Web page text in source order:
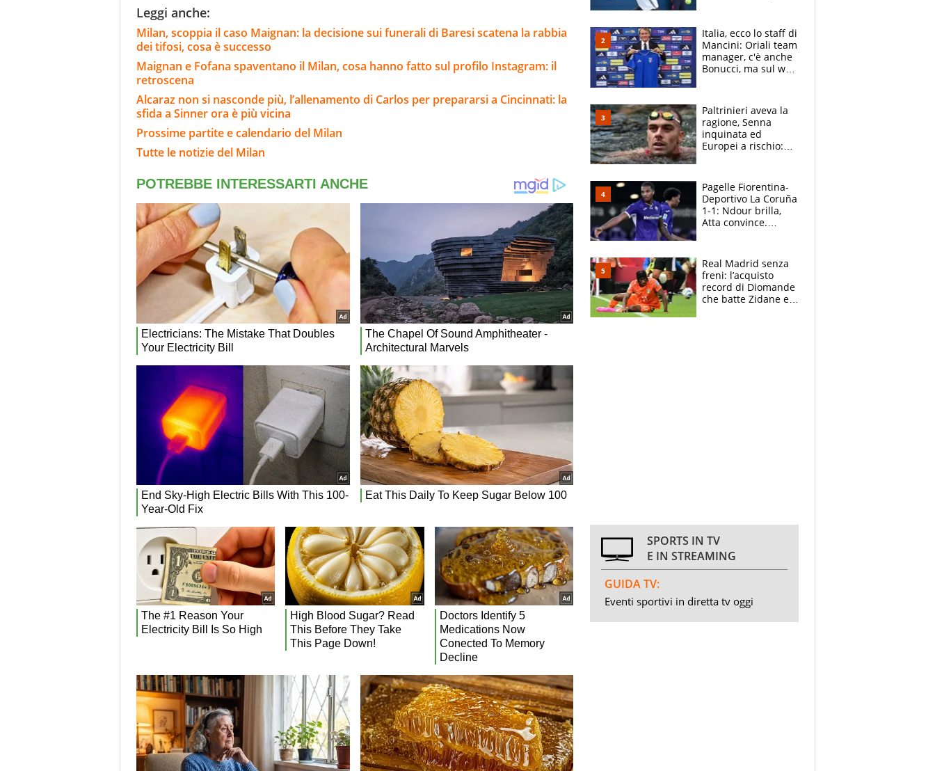
Leggi anche:
Milan, scoppia il caso Maignan: la decisione sui funerali di Baresi scatena la rabbia
dei tifosi, cosa è successo
Maignan e Fofana spaventano il Milan, cosa hanno fatto sul profilo Instagram: il
retroscena
Alcaraz non si nasconde più, l’allenamento di Carlos per prepararsi a Cincinnati: la
sfida a Sinner ora è più vicina
Prossime partite e calendario del Milan
Tutte le notizie del Milan
felice del mio livello"
Italia, ecco lo staff di
Mancini: Oriali team
manager, c'è anche
Bonucci, ma sul web
Paltrinieri aveva la
ragione, Senna
inquinata ed
Europei a rischio:
adesso
Pagelle Fiorentina-
Deportivo La Coruña
1-1: Ndour brilla,
Atta convince.
Real Madrid senza
freni: l’acquisto
record di Diomande
che batte Zidane e
SPORTS IN TV
E IN STREAMING
GUIDA TV:
Eventi sportivi in diretta tv oggi